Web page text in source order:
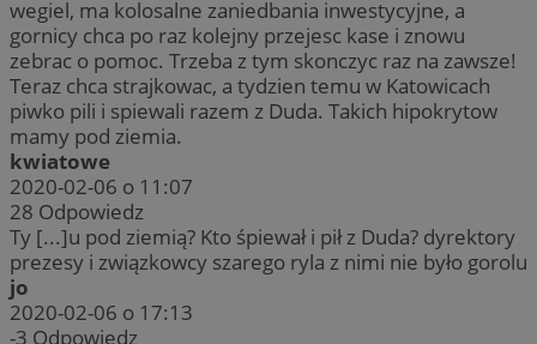
wegiel, ma kolosalne zaniedbania inwestycyjne, a
gornicy chca po raz kolejny przejesc kase i znowu
zebrac o pomoc. Trzeba z tym skonczyc raz na zawsze!
Teraz chca strajkowac, a tydzien temu w Katowicach
piwko pili i spiewali razem z Duda. Takich hipokrytow
mamy pod ziemia.
kwiatowe
2020-02-06 o 11:07
28 Odpowiedz
Ty [...]u pod ziemią? Kto śpiewał i pił z Duda? dyrektory
prezesy i związkowcy szarego ryla z nimi nie było gorolu
jo
2020-02-06 o 17:13
-3 Odpowiedz